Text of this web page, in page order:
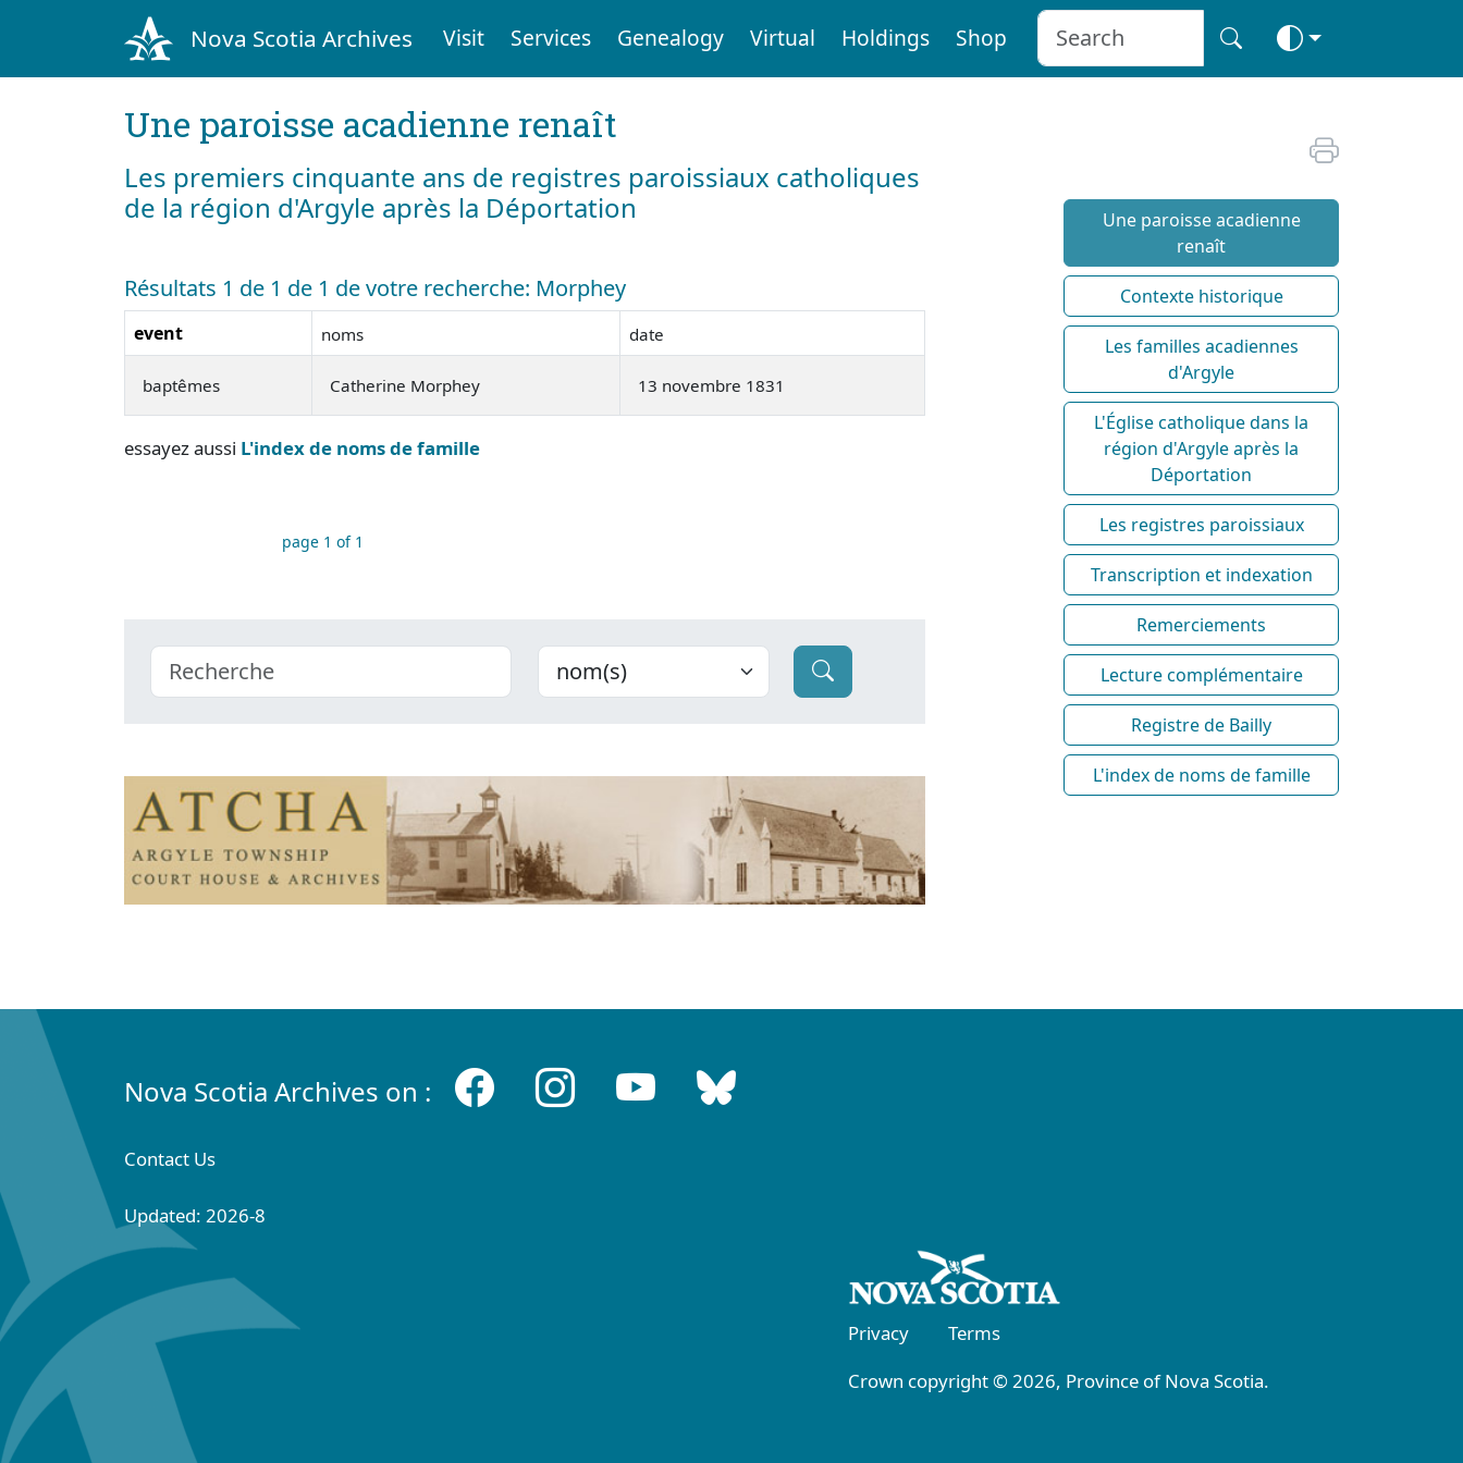
Nova Scotia Archives Visit Services Genealogy Virtual Holdings Shop
Une paroisse acadienne renaît
Les premiers cinquante ans de registres paroissiaux catholiques
de la région d'Argyle après la Déportation
Résultats 1 de 1 de 1 de votre recherche: Morphey
event noms date
baptêmes Catherine Morphey 13 novembre 1831
essayez aussi L'index de noms de famille
page 1 of 1
Une paroisse acadienne
renaît
Contexte historique
Les familles acadiennes
d'Argyle
L'Église catholique dans la
région d'Argyle après la
Déportation
Les registres paroissiaux
Transcription et indexation
Remerciements
Lecture complémentaire
Registre de Bailly
L'index de noms de famille
Nova Scotia Archives on :
Contact Us
Updated: 2026-8
Privacy
Terms
Crown copyright © 2026, Province of Nova Scotia.